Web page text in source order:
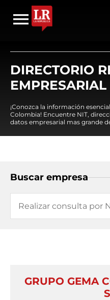
DIRECTORIO
EMPRESARIAL
¡Conozca la información
Colombia! Encuentre NIT,
datos empresarial mas grande
Buscar empresa
GRUPO GEMA